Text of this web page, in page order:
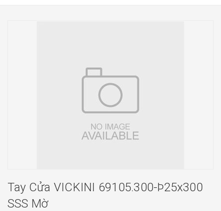
Tay Cửa VICKINI 69105.300-Þ25x300
SSS Mờ